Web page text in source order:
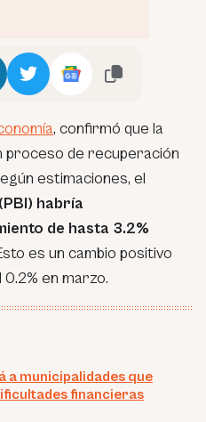
, confirmó que la
proceso de recuperación
estimaciones, el
habría
de hasta 3.2%
es un cambio positivo
en marzo.
a municipalidades que
financieras